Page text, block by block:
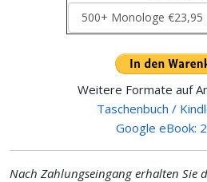
Weitere Formate auf
Taschenbuch /
Google eBook:
Nach Zahlungseingang erhalten Sie